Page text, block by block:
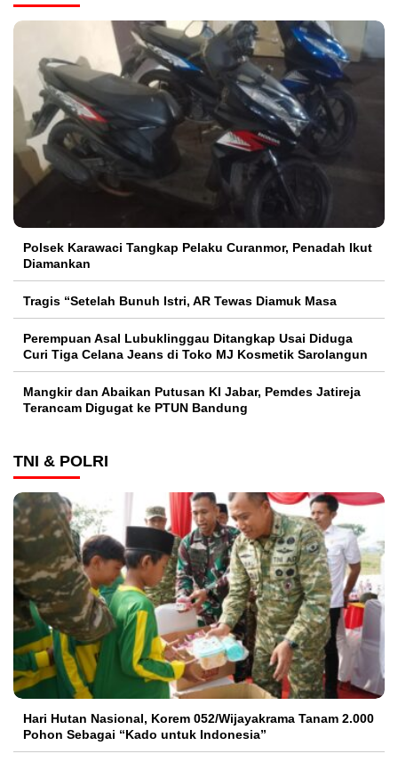
Polsek Karawaci Tangkap Pelaku Curanmor, Penadah Ikut
Diamankan
Tragis “Setelah Bunuh Istri, AR Tewas Diamuk Masa
Perempuan Asal Lubuklinggau Ditangkap Usai Diduga
Curi Tiga Celana Jeans di Toko MJ Kosmetik Sarolangun
Mangkir dan Abaikan Putusan KI Jabar, Pemdes Jatireja
Terancam Digugat ke PTUN Bandung
TNI & POLRI
Hari Hutan Nasional, Korem 052/Wijayakrama Tanam 2.000
Pohon Sebagai “Kado untuk Indonesia”